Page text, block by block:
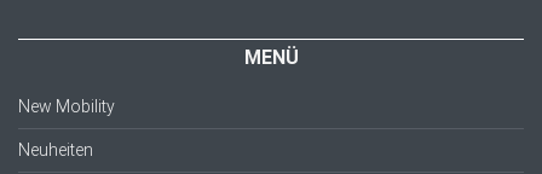
MENÜ
New Mobility
Neuheiten